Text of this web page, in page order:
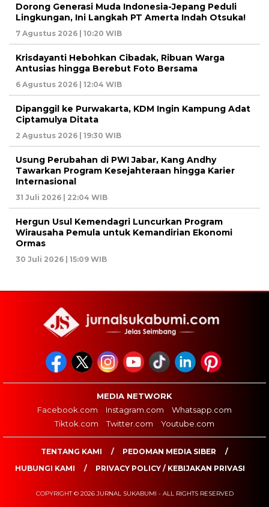
Dorong Generasi Muda Indonesia-Jepang Peduli
Lingkungan, Ini Langkah PT Amerta Indah Otsuka!
7 Agustus 2026 | 10:20 WIB
Krisdayanti Hebohkan Cibadak, Ribuan Warga
Antusias hingga Berebut Foto Bersama
6 Agustus 2026 | 12:04 WIB
Dipanggil ke Purwakarta, KDM Ingin Kampung Adat
Ciptamulya Ditata
2 Agustus 2026 | 19:30 WIB
Usung Perubahan di PWI Jabar, Kang Andhy
Tawarkan Program Kesejahteraan hingga Karier
Internasional
31 Juli 2026 | 22:04 WIB
Hergun Usul Kemendagri Luncurkan Program
Wirausaha Pemula untuk Kemandirian Ekonomi
Ormas
30 Juli 2026 | 15:09 WIB
MEDIA NETWORK
Facebook.com
Instagram.com
Whatsapp.com
Tiktok.com
Twitter.com Youtube.com
TENTANG KAMI
PEDOMAN MEDIA SIBER
HUBUNGI KAMI
PRIVACY POLICY / KEBIJAKAN PRIVASI
COPYRIGHT © 2026 JURNAL SUKABUMI - ALL RIGHTS RESERVED